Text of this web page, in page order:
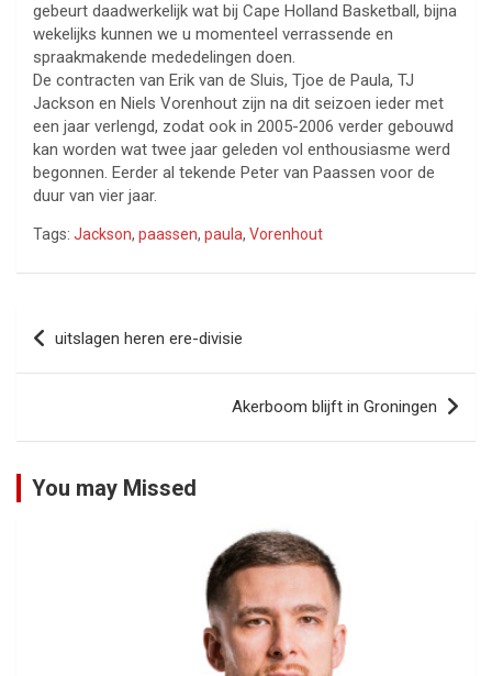
gebeurt daadwerkelijk wat bij Cape Holland Basketball, bijna
wekelijks kunnen we u momenteel verrassende en
spraakmakende mededelingen doen.
De contracten van Erik van de Sluis, Tjoe de Paula, TJ
Jackson en Niels Vorenhout zijn na dit seizoen ieder met
een jaar verlengd, zodat ook in 2005-2006 verder gebouwd
kan worden wat twee jaar geleden vol enthousiasme werd
begonnen. Eerder al tekende Peter van Paassen voor de
duur van vier jaar.
Tags: Jackson, paassen, paula, Vorenhout
Bericht
navigatie
uitslagen heren ere-divisie
Akerboom blijft in Groningen
You may Missed